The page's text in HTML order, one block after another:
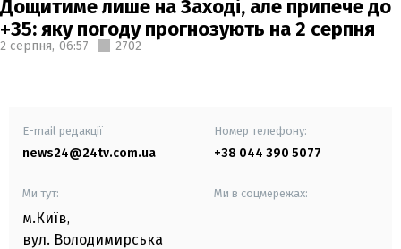
Дощитиме лише на Заході, але припече до
+35: яку погоду прогнозують на 2 серпня
2 серпня, 06:57 2702
E-mail редакції
news24@24tv.com.ua
Номер телефону:
+38 044 390 5077
Ми тут:
м.Київ,
вул. Володимирська
Ми в соцмережах: